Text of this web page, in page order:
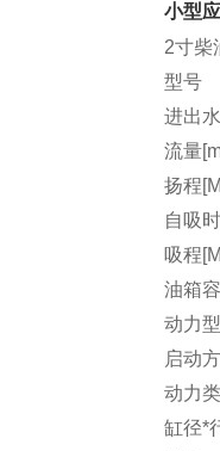
小型
2寸柴
型号
进出
流量
扬程
自吸
吸程
油箱
动力
启动
动力
缸径*